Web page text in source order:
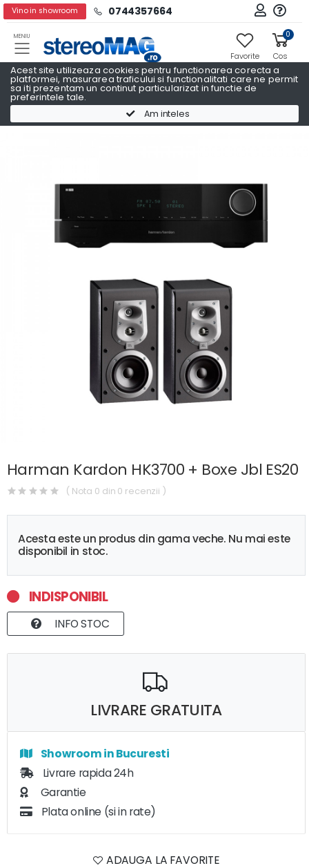
Acest site utilizeaza cookies pentru functionarea corecta a
platformei, masurarea traficului si functionalitati care ne permit
sa iti prezentam un continut particularizat in functie de
preferintele tale.
Am inteles
Vino in showroom 0744357664
MENIU
Favorite
0
Cos
Pachete Promo AV HARMAN KARDON
Harman Kardon HK3700 + Boxe Jbl ES20
( Nota 0 din 0 recenzii )
Acesta este un produs din gama veche. Nu mai este
disponibil in stoc.
INDISPONIBIL
INFO STOC
LIVRARE GRATUITA
Showroom in Bucuresti
Livrare rapida 24h
Garantie
Plata online (si in rate)
ADAUGA LA FAVORITE